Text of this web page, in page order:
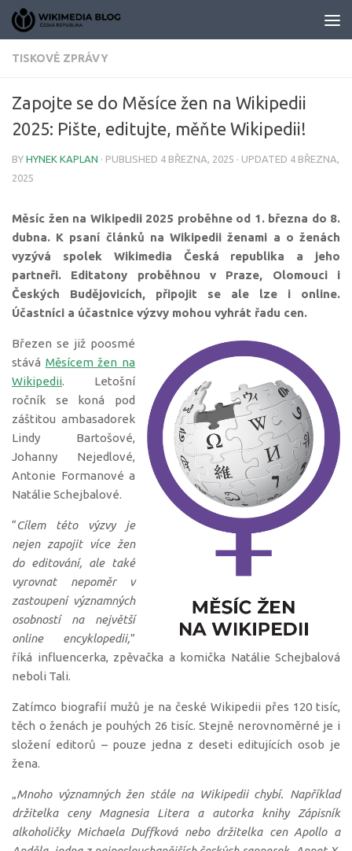
Skip to content
TISKOVÉ ZPRÁVY
Zapojte se do Měsíce žen na Wikipedii
2025: Pište, editujte, měňte Wikipedii!
BY HYNEK KAPLAN · PUBLISHED 4 BŘEZNA, 2025 · UPDATED 4 BŘEZNA,
2025
Měsíc žen na Wikipedii 2025 proběhne od 1. března do 8.
dubna. K psaní článků na Wikipedii ženami a o ženách
vyzývá spolek Wikimedia Česká republika a jeho
partneři. Editatony proběhnou v Praze, Olomouci i
Českých Budějovicích, připojit se ale lze i online.
Účastníci a účastnice výzvy mohou vyhrát řadu cen.
Březen se již poosmé
stává Měsícem žen na
Wikipedii. Letošní
ročník se koná pod
záštitou ambasadorek
Lindy Bartošové,
Johanny Nejedlové,
Antonie Formanové a
Natálie Schejbalové.
“Cílem této výzvy je
nejen zapojit více žen
do editování, ale také
vyrovnat nepoměr v
zastoupení významných
osobností na největší
online encyklopedii,”
říká influencerka, zpěvačka a komička Natálie Schejbalová
neboli Tali.
Zatímco biografií mužů je na české Wikipedii přes 120 tisíc,
těch o ženách je pouhých 26 tisíc. Stejně nerovnoměrné je i
složení editorů – pouze jedna z deseti editujících osob je
žena.
„Mnoho významných žen stále na Wikipedii chybí. Například
držitelka ceny Magnesia Litera a autorka knihy Zápisník
alkoholičky Michaela Duffková nebo držitelka cen Apollo a